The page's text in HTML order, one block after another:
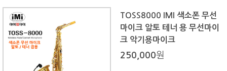
TOSS8000 IMI 색소폰 무선
마이크 알토 테너 용 무선마이
크 악기용마이크
250,000원